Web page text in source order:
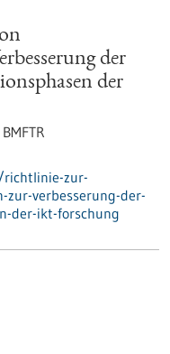
der
der
BMFTR
zur-
zur-verbesserung-der-
der-ikt-forschung